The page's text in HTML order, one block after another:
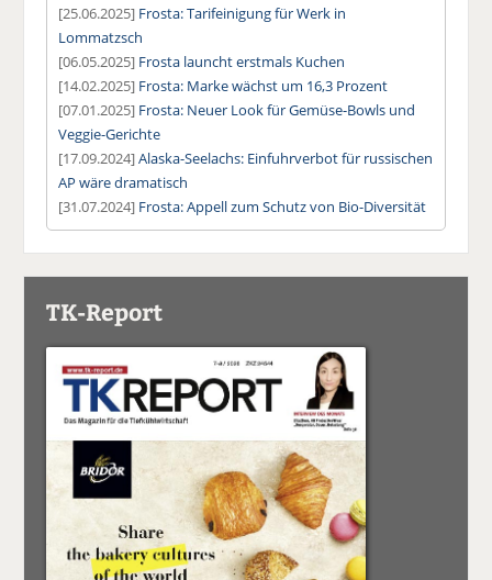
[25.06.2025] Frosta: Tarifeinigung für Werk in
Lommatzsch
[06.05.2025] Frosta launcht erstmals Kuchen
[14.02.2025] Frosta: Marke wächst um 16,3 Prozent
[07.01.2025] Frosta: Neuer Look für Gemüse-Bowls und
Veggie-Gerichte
[17.09.2024]Alaska-Seelachs: Einfuhrverbot für russischen
AP wäre dramatisch
[31.07.2024] Frosta: Appell zum Schutz von Bio-Diversität
TK-Report